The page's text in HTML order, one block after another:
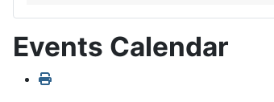
Events Calendar